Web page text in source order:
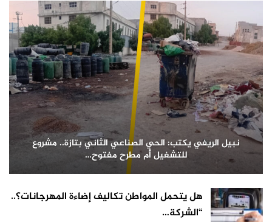
نبيل الريفي يكتب: الحي الصناعي الثاني بتازة.. مشروع
للتشغيل أم مطرح مفتوح…
هل يتحمل المواطن تكاليف إضاءة المهرجانات؟..
“الشركة…